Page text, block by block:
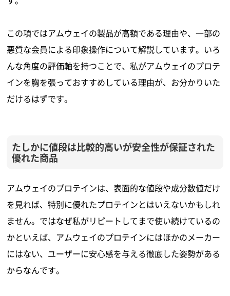
この項ではアムウェイの製品が高額である理由や、一部の
悪質な会員による印象操作について解説しています。いろ
んな角度の評価軸を持つことで、私がアムウェイのプロテ
インを胸を張っておすすめしている理由が、お分かりいた
だけるはずです。
たしかに値段は比較的高いが安全性が保証された
優れた商品
アムウェイのプロテインは、表面的な値段や成分数値だけ
を見れば、特別に優れたプロテインとはいえないかもしれ
ません。ではなぜ私がリピートしてまで使い続けているの
かといえば、アムウェイのプロテインにはほかのメーカー
にはない、ユーザーに安心感を与える徹底した姿勢がある
からなんです。